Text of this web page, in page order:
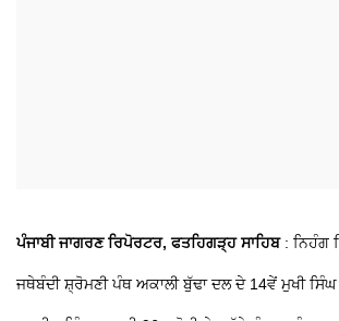
ਪੰਜਾਬੀ ਜਾਗਰਣ ਰਿਪੋਰਟਰ, ਫਤਹਿਗੜ੍ਹ ਸਾਹਿਬ : ਨਿਹੰਗ
ਜਥੇਬੰਦੀ ਸ਼੍ਰੋਮਣੀ ਪੰਥ ਅਕਾਲੀ ਬੁੱਢਾ ਦਲ ਦੇ 14ਵੇਂ ਮੁਖੀ ਸਿੰਘ